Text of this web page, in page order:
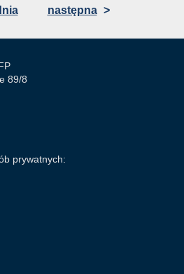
następna >
89/8
prywatnych: